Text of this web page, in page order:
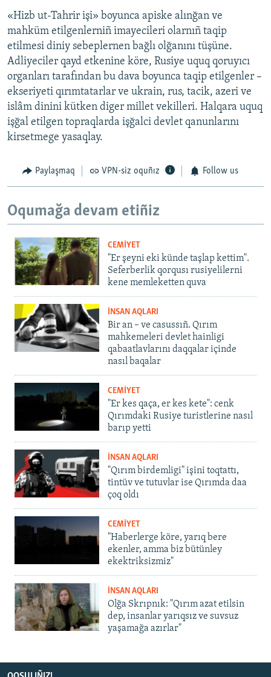
«Hizb ut-Tahrir işi» boyunca apiske alınğan ve
mahküm etilgenlerniñ imayecileri olarnıñ taqip
etilmesi diniy sebeplernen bağlı olğanını tüşüne.
Adliyeciler qayd etkenine köre, Rusiye uquq qoruyıcı
organları tarafından bu dava boyunca taqip etilgenler –
ekseriyeti qırımtatarlar ve ukrain, rus, tacik, azeri ve
islâm dinini kütken diger millet vekilleri. Halqara uquq
işğal etilgen topraqlarda işğalci devlet qanunlarını
kirsetmege yasaqlay.
Paylaşmaq VPN-siz oquñız Follow us
Oqumağa devam etiñiz
CEMİYET
"Er şeyni eki künde taşlap kettim".
Seferberlik qorqusı rusiyelilerni
kene memleketten quva
İNSAN AQLARI
Bir an – ve casussıñ. Qırım
mahkemeleri devlet hainligi
qabaatlavlarını daqqalar içinde
nasıl baqalar
CEMİYET
"Er kes qaça, er kes kete": cenk
Qırımdaki Rusiye turistlerine nasıl
barıp yetti
İNSAN AQLARI
"Qırım birdemligi" işini toqtattı,
tintüv ve tutuvlar ise Qırımda daa
çoq oldı
CEMİYET
"Haberlerge köre, yarıq bere
ekenler, amma biz bütünley
ekektriksizmiz"
İNSAN AQLARI
Olğa Skrıpnık: "Qırım azat etilsin
dep, insanlar yarıqsız ve suvsuz
yaşamağa azırlar"